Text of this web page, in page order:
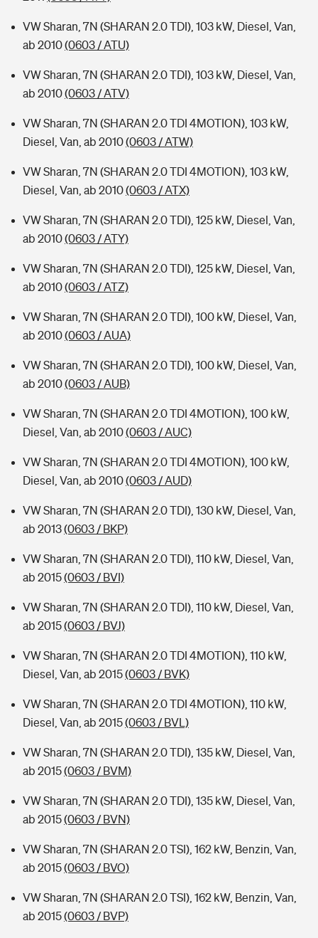
VW Sharan, 7N (SHARAN 2.0 TDI), 103 kW, Diesel, Van,
ab 2010(0603 / ATU)
VW Sharan, 7N (SHARAN 2.0 TDI), 103 kW, Diesel, Van,
ab 2010(0603 / ATV)
VW Sharan, 7N (SHARAN 2.0 TDI 4MOTION), 103 kW,
Diesel, Van, ab 2010(0603 / ATW)
VW Sharan, 7N (SHARAN 2.0 TDI 4MOTION), 103 kW,
Diesel, Van, ab 2010(0603 / ATX)
VW Sharan, 7N (SHARAN 2.0 TDI), 125 kW, Diesel, Van,
ab 2010(0603 / ATY)
VW Sharan, 7N (SHARAN 2.0 TDI), 125 kW, Diesel, Van,
ab 2010(0603 / ATZ)
VW Sharan, 7N (SHARAN 2.0 TDI), 100 kW, Diesel, Van,
ab 2010(0603 / AUA)
VW Sharan, 7N (SHARAN 2.0 TDI), 100 kW, Diesel, Van,
ab 2010(0603 / AUB)
VW Sharan, 7N (SHARAN 2.0 TDI 4MOTION), 100 kW,
Diesel, Van, ab 2010(0603 / AUC)
VW Sharan, 7N (SHARAN 2.0 TDI 4MOTION), 100 kW,
Diesel, Van, ab 2010(0603 / AUD)
VW Sharan, 7N (SHARAN 2.0 TDI), 130 kW, Diesel, Van,
ab 2013(0603 / BKP)
VW Sharan, 7N (SHARAN 2.0 TDI), 110 kW, Diesel, Van,
ab 2015(0603 / BVI)
VW Sharan, 7N (SHARAN 2.0 TDI), 110 kW, Diesel, Van,
ab 2015(0603 / BVJ)
VW Sharan, 7N (SHARAN 2.0 TDI 4MOTION), 110 kW,
Diesel, Van, ab 2015(0603 / BVK)
VW Sharan, 7N (SHARAN 2.0 TDI 4MOTION), 110 kW,
Diesel, Van, ab 2015(0603 / BVL)
VW Sharan, 7N (SHARAN 2.0 TDI), 135 kW, Diesel, Van,
ab 2015(0603 / BVM)
VW Sharan, 7N (SHARAN 2.0 TDI), 135 kW, Diesel, Van,
ab 2015(0603 / BVN)
VW Sharan, 7N (SHARAN 2.0 TSI), 162 kW, Benzin, Van,
ab 2015(0603 / BVO)
VW Sharan, 7N (SHARAN 2.0 TSI), 162 kW, Benzin, Van,
ab 2015(0603 / BVP)